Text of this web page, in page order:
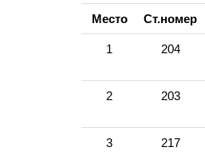
Место Ст.номер
1 204
2 203
3 217